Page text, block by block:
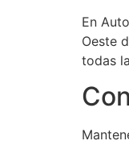
En
Oeste
todas